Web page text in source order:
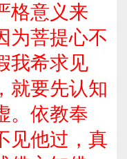
格意义来
为菩提心不
我希求见
就要先认知
。依教奉
见他过，真